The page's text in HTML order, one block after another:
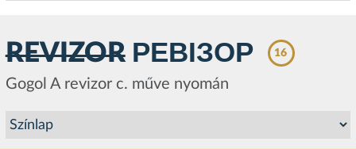
REVIZORРЕВІЗОР 16
Gogol A revizor c. műve nyomán